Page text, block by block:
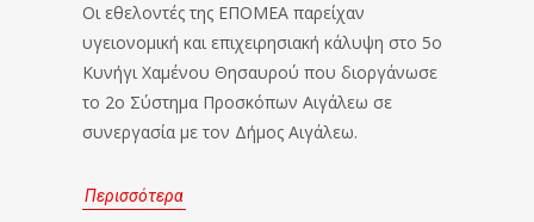
Οι εθελοντές της ΕΠΟΜΕΑ παρείχαν
υγειονομική και επιχειρησιακή κάλυψη στο 5ο
Κυνήγι Χαμένου Θησαυρού που διοργάνωσε
το 2ο Σύστημα Προσκόπων Αιγάλεω σε
συνεργασία με τον Δήμος Αιγάλεω.
Περισσότερα